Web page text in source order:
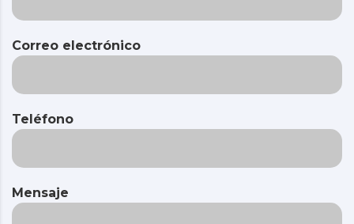
Correo electrónico
Teléfono
Mensaje